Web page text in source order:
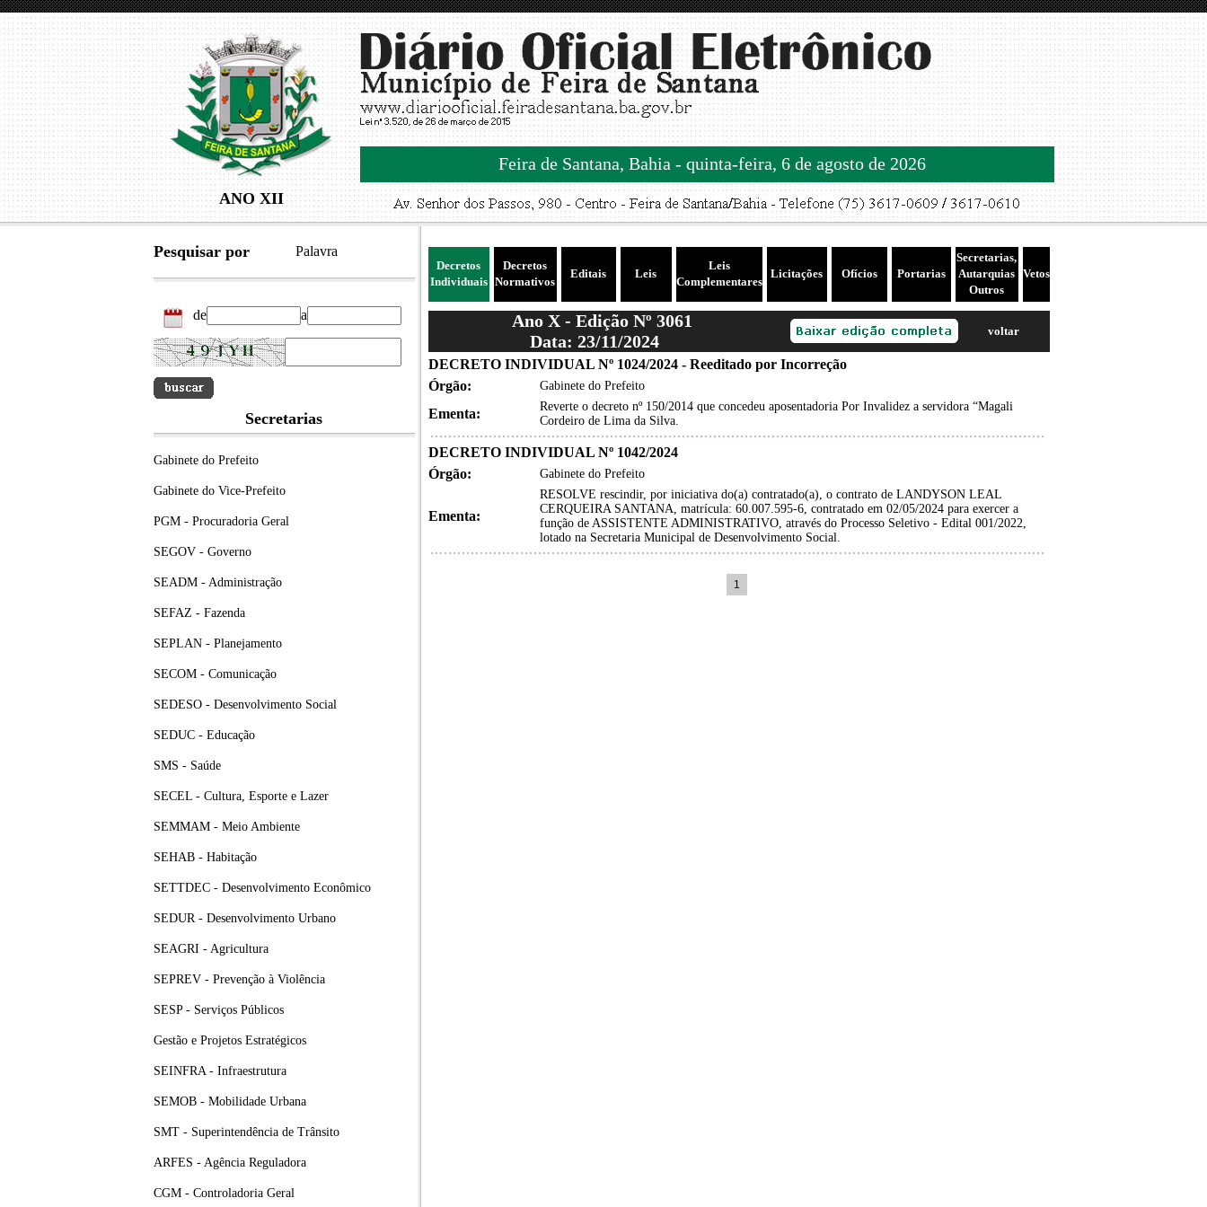
ANO XII
Feira de Santana, Bahia - quinta-feira, 6 de agosto de 2026
Pesquisar por Palavra
de a
Secretarias
Gabinete do Prefeito
Gabinete do Vice-Prefeito
PGM - Procuradoria Geral
SEGOV - Governo
SEADM - Administração
SEFAZ - Fazenda
SEPLAN - Planejamento
SECOM - Comunicação
SEDESO - Desenvolvimento Social
SEDUC - Educação
SMS - Saúde
SECEL - Cultura, Esporte e Lazer
SEMMAM - Meio Ambiente
SEHAB - Habitação
SETTDEC - Desenvolvimento Econômico
SEDUR - Desenvolvimento Urbano
SEAGRI - Agricultura
SEPREV - Prevenção à Violência
SESP - Serviços Públicos
Gestão e Projetos Estratégicos
SEINFRA - Infraestrutura
SEMOB - Mobilidade Urbana
SMT - Superintendência de Trânsito
ARFES - Agência Reguladora
CGM - Controladoria Geral
Decretos
Individuais
Decretos
Normativos
Editais Leis
Leis
Complementares
Licitações Ofícios Portarias
Secretarias,
Autarquias
Outros
Vetos
Ano X - Edição Nº 3061
Data: 23/11/2024
voltar
DECRETO INDIVIDUAL Nº 1024/2024 - Reeditado por Incorreção
Órgão:
Gabinete do Prefeito
Ementa:
Reverte o decreto nº 150/2014 que concedeu aposentadoria Por Invalidez a servidora “Magali
Cordeiro de Lima da Silva.
DECRETO INDIVIDUAL Nº 1042/2024
Órgão:
Gabinete do Prefeito
Ementa:
RESOLVE rescindir, por iniciativa do(a) contratado(a), o contrato de LANDYSON LEAL
CERQUEIRA SANTANA, matrícula: 60.007.595-6, contratado em 02/05/2024 para exercer a
função de ASSISTENTE ADMINISTRATIVO, através do Processo Seletivo - Edital 001/2022,
lotado na Secretaria Municipal de Desenvolvimento Social.
1